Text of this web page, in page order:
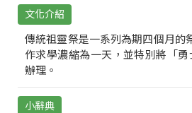
文化介紹
傳統祖靈祭是一系列為期四個月的
作求學濃縮為一天，並特別將「勇
辦理。
小辭典